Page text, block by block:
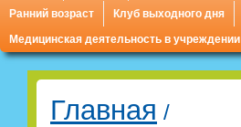
Ранний возраст
Клуб выходного дня
Медицинская деятельность в учреждении
Главная /